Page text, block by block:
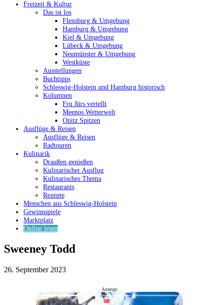
Freizeit & Kultur
Das ist los
Flensburg & Umgebung
Hamburg & Umgebung
Kiel & Umgebung
Lübeck & Umgebung
Neumünster & Umgebung
Westküste
Ausstellungen
Buchtipps
Schleswig-Holstein und Hamburg historisch
Kolumnen
Fru Jürs vertellt
Meenos Wetterwelt
Opitz Spitzen
Ausflüge & Reisen
Ausflüge & Reisen
Radtouren
Kulinarik
Draußen genießen
Kulinarischer Ausflug
Kulinarisches Thema
Restaurants
Rezepte
Menschen aus Schleswig-Holstein
Gewinnspiele
Marktplatz
Online lesen
Sweeney Todd
26. September 2023
Anzeige